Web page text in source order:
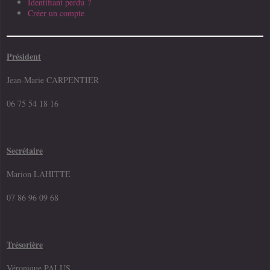
Créer un compte
Président
Jean-Marie CARPENTIER
06 75 54 18 16
Secrétaire
Marion LAHITTE
07 86 96 09 68
Trésorière